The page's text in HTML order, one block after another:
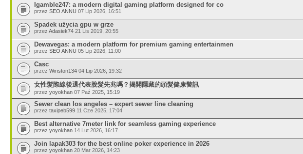
Igamble247: a modern digital gaming platform designed for co
przez SEO ANNU 07 Lip 2026, 16:51
Spadek użycia gpu w grze
przez Adasiek74 21 Lis 2019, 20:55
Dewavegas: a modern platform for premium gaming entertainmen
przez SEO ANNU 05 Lip 2026, 11:00
Casc
przez Winston134 04 Lip 2026, 19:32
女性髮際線後退代表脫髮先兆嗎？揭開隱藏的頭髮健康警訊
przez yoyokhan 07 Paź 2025, 15:19
Sewer clean los angeles – expert sewer line cleaning
przez taxipeb599 11 Cze 2025, 17:04
Best alternative 7meter link for seamless gaming experience
przez yoyokhan 14 Lut 2026, 16:17
Join lapak303 for the best online poker experience in 2026
przez yoyokhan 20 Mar 2026, 14:23